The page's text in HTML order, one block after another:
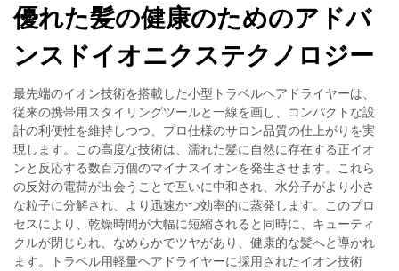
優れた髪の健康のためのアドバ
ンスドイオニクステクノロジー
最先端のイオン技術を搭載した小型トラベルヘアドライヤーは、
従来の携帯用スタイリングツールと一線を画し、コンパクトな設
計の利便性を維持しつつ、プロ仕様のサロン品質の仕上がりを実
現します。この高度な技術は、濡れた髪に自然に存在する正イオ
ンと反応する数百万個のマイナスイオンを発生させます。これら
の反対の電荷が出会うことで互いに中和され、水分子がより小さ
な粒子に分解され、より迅速かつ効率的に蒸発します。このプロ
セスにより、乾燥時間が大幅に短縮されると同時に、キューティ
クルが閉じられ、なめらかでツヤがあり、健康的な髪へと導かれ
ます。トラベル用軽量ヘアドライヤーに採用されたイオン技術